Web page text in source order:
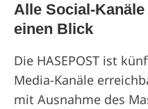
Alle Social-
einen Blick
Die HASEPOST ist
Media-Kanäle
mit Ausnahme des